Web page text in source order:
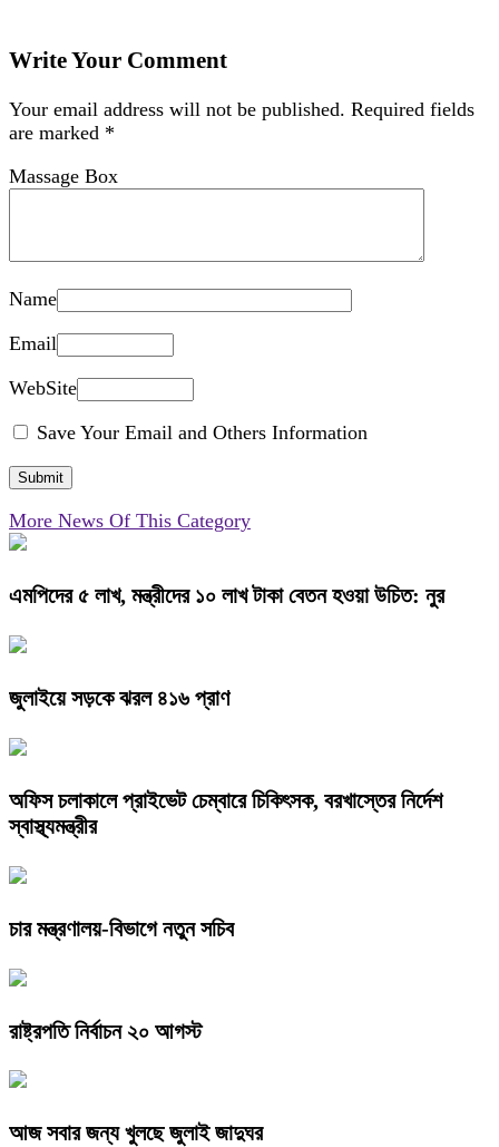
Write Your Comment
Your email address will not be published. Required fields
are marked *
Massage Box
Name
Email
WebSite
Save Your Email and Others Information
More News Of This Category
এমপিদের ৫ লাখ, মন্ত্রীদের ১০ লাখ টাকা বেতন হওয়া উচিত: নুর
জুলাইয়ে সড়কে ঝরল ৪১৬ প্রাণ
অফিস চলাকালে প্রাইভেট চেম্বারে চিকিৎসক, বরখাস্তের নির্দেশ
স্বাস্থ্যমন্ত্রীর
চার মন্ত্রণালয়-বিভাগে নতুন সচিব
রাষ্ট্রপতি নির্বাচন ২০ আগস্ট
আজ সবার জন্য খুলছে জুলাই জাদুঘর